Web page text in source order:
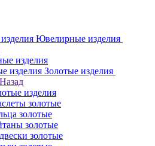
Ювелирные изделия
изделия
Золотые изделия
Назад
изделия
золотые
золотые
золотые
золотые